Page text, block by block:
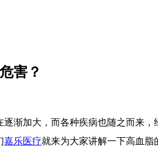
害？
渐加大，而各种疾病也随之而来
嘉乐医疗就来为大家讲解一下高血脂